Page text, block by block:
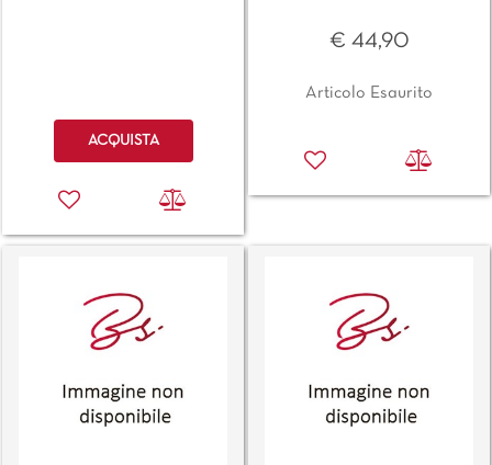
Quantità
ACQUISTA
€ 44,90
Articolo Esaurito